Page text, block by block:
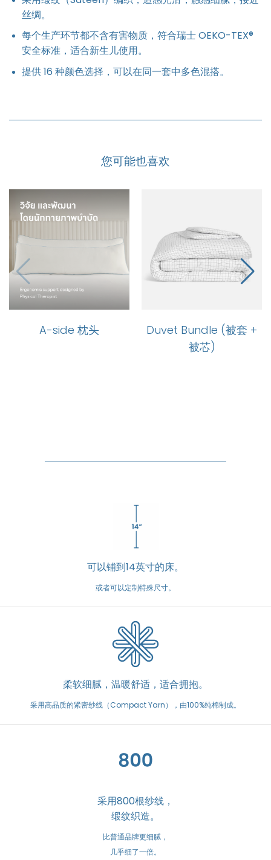
丝绸。
每个生产环节都不含有害物质，符合瑞士 OEKO-TEX®
安全标准，适合新生儿使用。
提供 16 种颜色选择，可以在同一套中多色混搭。
您可能也喜欢
A-side 枕头
Duvet Bundle (被套 +
被芯)
可以铺到14英寸的床。
或者可以定制特殊尺寸。
柔软细腻，温暖舒适，适合拥抱。
采用高品质的紧密纱线（Compact Yarn），由100%纯棉制成。
采用800根纱线，
缎纹织造。
比普通品牌更细腻，
几乎细了一倍。